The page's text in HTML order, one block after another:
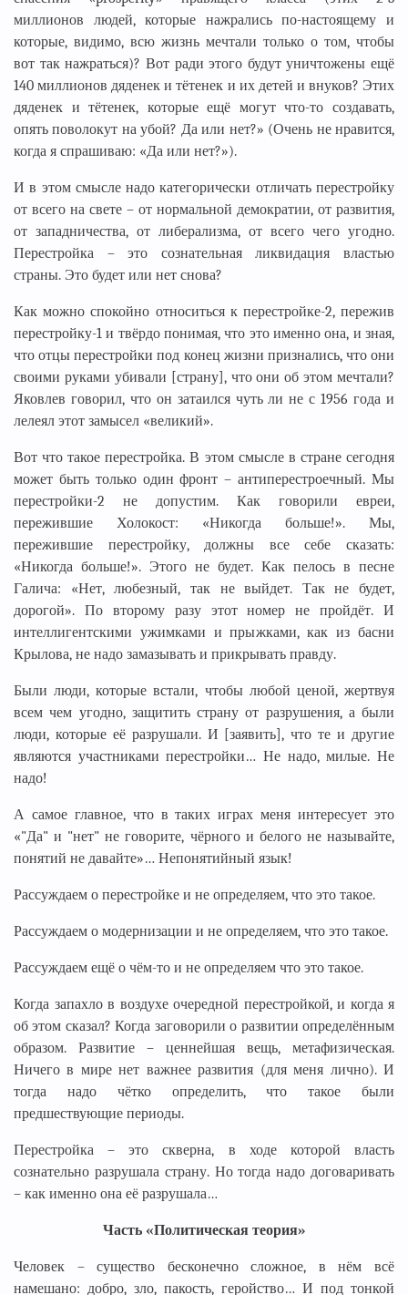
миллионов людей, которые нажрались по-настоящему и
которые, видимо, всю жизнь мечтали только о том, чтобы
вот так нажраться)? Вот ради этого будут уничтожены ещё
140 миллионов дяденек и тётенек и их детей и внуков? Этих
дяденек и тётенек, которые ещё могут что-то создавать,
опять поволокут на убой? Да или нет?» (Очень не нравится,
когда я спрашиваю: «Да или нет?»).
И в этом смысле надо категорически отличать перестройку
от всего на свете – от нормальной демократии, от развития,
от западничества, от либерализма, от всего чего угодно.
Перестройка – это сознательная ликвидация властью
страны. Это будет или нет снова?
Как можно спокойно относиться к перестройке-2, пережив
перестройку-1 и твёрдо понимая, что это именно она, и зная,
что отцы перестройки под конец жизни признались, что они
своими руками убивали [страну], что они об этом мечтали?
Яковлев говорил, что он затаился чуть ли не с 1956 года и
лелеял этот замысел «великий».
Вот что такое перестройка. В этом смысле в стране сегодня
может быть только один фронт – антиперестроечный. Мы
перестройки-2 не допустим. Как говорили евреи,
пережившие Холокост: «Никогда больше!». Мы,
пережившие перестройку, должны все себе сказать:
«Никогда больше!». Этого не будет. Как пелось в песне
Галича: «Нет, любезный, так не выйдет. Так не будет,
дорогой». По второму разу этот номер не пройдёт. И
интеллигентскими ужимками и прыжками, как из басни
Крылова, не надо замазывать и прикрывать правду.
Были люди, которые встали, чтобы любой ценой, жертвуя
всем чем угодно, защитить страну от разрушения, а были
люди, которые её разрушали. И [заявить], что те и другие
являются участниками перестройки… Не надо, милые. Не
надо!
А самое главное, что в таких играх меня интересует это
«"Да" и "нет" не говорите, чёрного и белого не называйте,
понятий не давайте»… Непонятийный язык!
Рассуждаем о перестройке и не определяем, что это такое.
Рассуждаем о модернизации и не определяем, что это такое.
Рассуждаем ещё о чём-то и не определяем что это такое.
Когда запахло в воздухе очередной перестройкой, и когда я
об этом сказал? Когда заговорили о развитии определённым
образом. Развитие – ценнейшая вещь, метафизическая.
Ничего в мире нет важнее развития (для меня лично). И
тогда надо чётко определить, что такое были
предшествующие периоды.
Перестройка – это скверна, в ходе которой власть
сознательно разрушала страну. Но тогда надо договаривать
– как именно она её разрушала…
Часть «Политическая теория»
Человек – существо бесконечно сложное, в нём всё
намешано: добро, зло, пакость, геройство… И под тонкой